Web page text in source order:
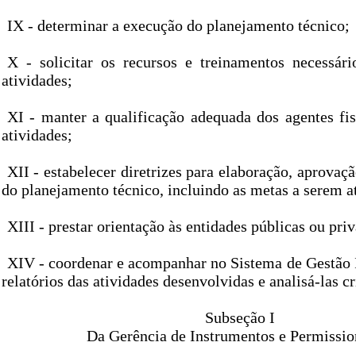
IX - determinar a execução do planejamento técnico;
X - solicitar os recursos e treinamentos
atividades;
XI - manter a qualificação adequada dos agentes
atividades;
XII - estabelecer diretrizes para elaboração,
do planejamento técnico, incluindo as metas a serem
XIII - prestar orientação às entidades públicas ou
XIV - coordenar e acompanhar no Sistema de
relatórios das atividades desenvolvidas e analisá-las
Subseção I
Da Gerência de Instrumentos e